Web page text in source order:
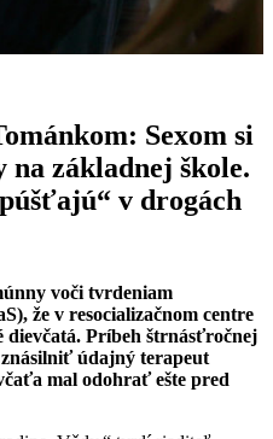
Sexom si
na základnej škole.
v drogách
voči tvrdeniam
že v resocializačnom centre
dievčatá. Príbeh štrnásťročnej
údajný terapeut
mal odohrať ešte pred